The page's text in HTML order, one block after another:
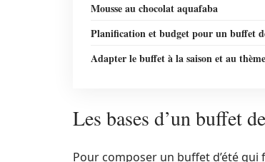
Mousse au chocolat aquafaba
Planification et budget pour un buffet
Adapter le buffet à la saison et au
Les bases d’un buffet
Pour composer un buffet d’été